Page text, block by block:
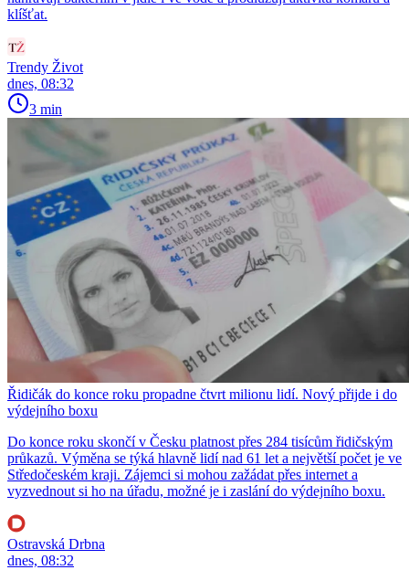
klíšťat.
Trendy Život
dnes, 08:32
3 min
Řidičák do konce roku propadne čtvrt milionu lidí. Nový přijde i do
výdejního boxu
Do konce roku skončí v Česku platnost přes 284 tisícům řidičským
průkazů. Výměna se týká hlavně lidí nad 61 let a největší počet je ve
Středočeském kraji. Zájemci si mohou zažádat přes internet a
vyzvednout si ho na úřadu, možné je i zaslání do výdejního boxu.
Ostravská Drbna
dnes, 08:32